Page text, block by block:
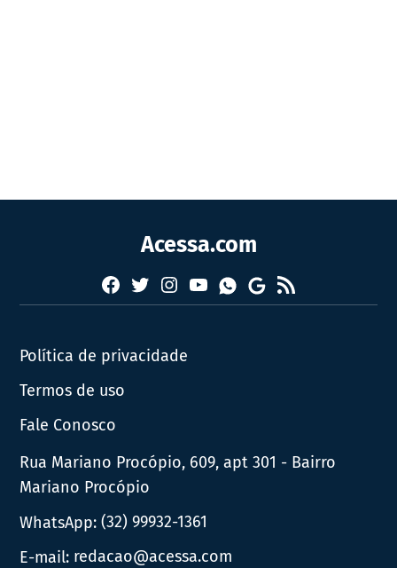
Acessa.com
Facebook
TwitterInstagram
YouTubeWhatsapp
Google
News
RSS
Política de privacidade
Termos de uso
Fale Conosco
Rua Mariano Procópio, 609, apt 301 - Bairro
Mariano Procópio
WhatsApp:(32) 99932-1361
E-mail: redacao@acessa.com